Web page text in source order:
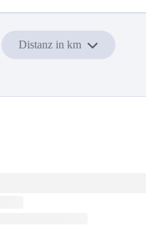
Distanz in km